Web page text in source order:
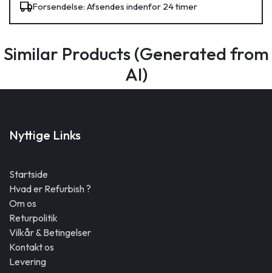
Forsendelse: Afsendes indenfor 24 timer
Similar Products (Generated from
AI)
Nyttige Links
Startside
Hvad er Refurbish ?
Om os
Returpolitik
Vilkår & Betingelser
Kontakt os
Levering